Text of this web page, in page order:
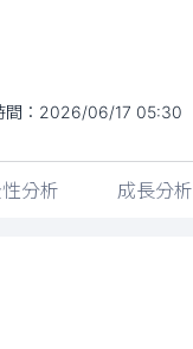
： 2026/06/17 05:30
分析 成長分析